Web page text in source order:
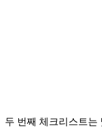
두 번째 체크리스트는